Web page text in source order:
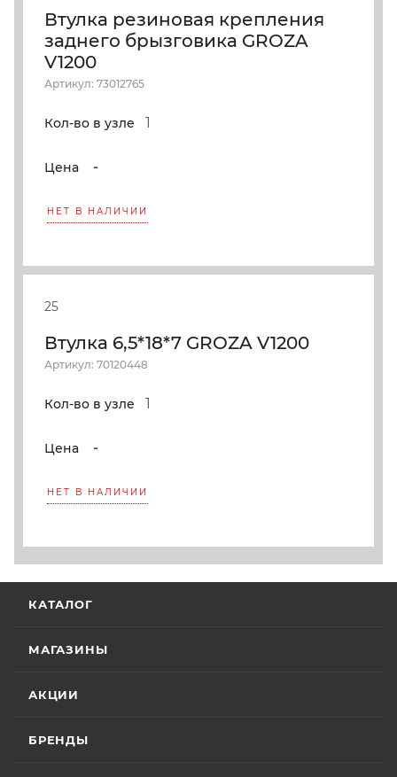
Втулка резиновая крепления
заднего брызговика GROZA
V1200
Артикул: 73012765
Кол-во в узле 1
Цена -
НЕТ В НАЛИЧИИ
25
Втулка 6,5*18*7 GROZA V1200
Артикул: 70120448
Кол-во в узле 1
Цена -
НЕТ В НАЛИЧИИ
КАТАЛОГ
МАГАЗИНЫ
АКЦИИ
БРЕНДЫ